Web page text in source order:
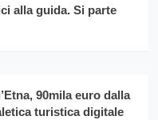
alla guida. Si parte
90mila euro dalla
turistica digitale